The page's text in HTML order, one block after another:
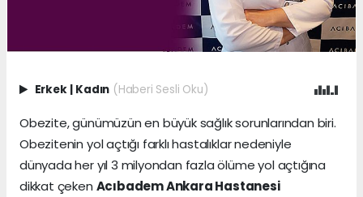
Erkek | Kadın (Haberi Sesli Oku)
Obezite, günümüzün en büyük sağlık sorunlarından biri.
Obezitenin yol açtığı farklı hastalıklar nedeniyle
dünyada her yıl 3 milyondan fazla ölüme yol açtığına
dikkat çeken Acıbadem Ankara Hastanesi